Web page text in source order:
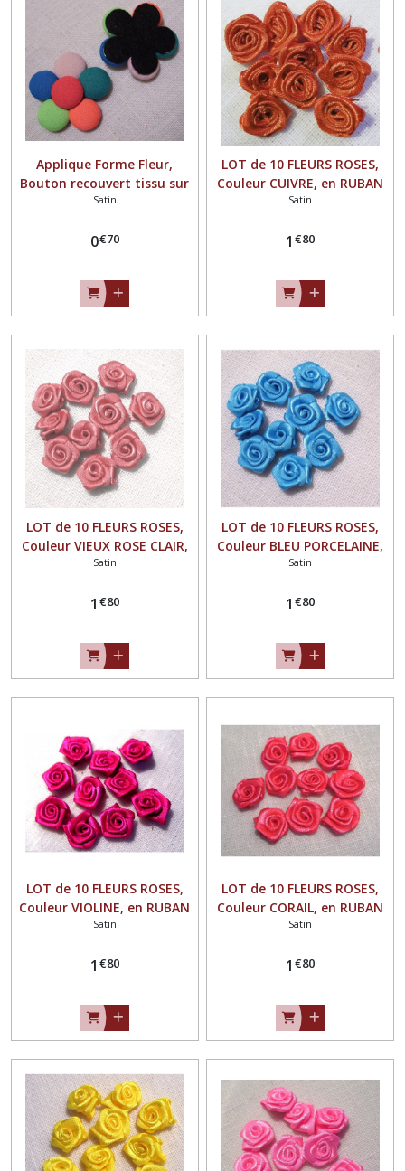
Applique Forme Fleur,
Bouton recouvert tissu sur
Feutrine, 4 cm,Vendu à
Barrette, bijou...
Satin
0€70
LOT de 10 FLEURS ROSES,
Couleur CUIVRE, en RUBAN
SATIN ** 15 mm ** à
Satin
1 €80
LOT de 10 FLEURS ROSES,
Couleur VIEUX ROSE CLAIR,
en RUBAN SATIN ** 15 mm
Satin
1 €80
LOT de 10 FLEURS ROSES,
Couleur BLEU PORCELAINE,
en RUBAN SATIN ** 15 mm
Satin
1 €80
LOT de 10 FLEURS ROSES,
Couleur VIOLINE, en RUBAN
SATIN ** 15 mm ** à
Satin
1 €80
LOT de 10 FLEURS ROSES,
Couleur CORAIL, en RUBAN
SATIN ** 15 mm ** à
Satin
1 €80
Tissu
(42)
Laine
(29)
Afficher